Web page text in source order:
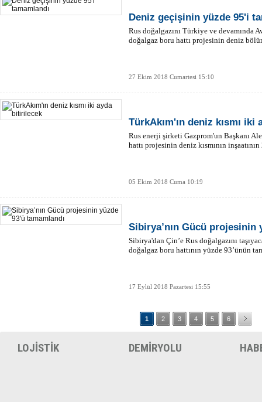
Deniz geçişinin yüzde 95'i
Rus doğalgazını Türkiye ve devamında
doğalgaz boru hattı projesinin deniz
27 Ekim 2018 Cumartesi 15:10
TürkAkım'ın deniz kısmı
Rus enerji şirketi Gazprom'un Başkanı
hattı projesinin deniz kısmının
05 Ekim 2018 Cuma 10:19
Sibirya’nın Gücü projesinin
Sibirya'dan Çin’e Rus doğalgazını
doğalgaz boru hattının yüzde 93’ünün
17 Eylül 2018 Pazartesi 15:55
1 2 3 4 5 6
LOJİSTİK DEMİRYOLU